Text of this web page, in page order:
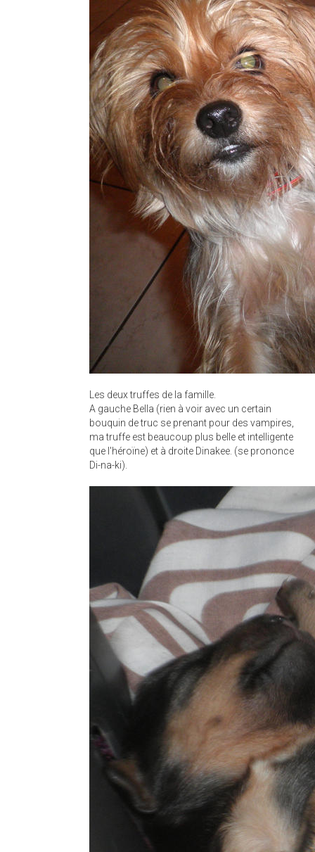
Les deux truffes de la famille.
A gauche Bella (rien à voir avec un certain
bouquin de truc se prenant pour des vampires,
ma truffe est beaucoup plus belle et intelligente
que l'héroïne) et à droite Dinakee. (se prononce
Di-na-ki).